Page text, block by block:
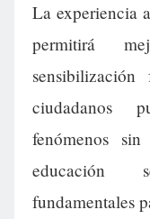
La experiencia
permitirá
ciudadanos
fenómenos
educación
fundamentales